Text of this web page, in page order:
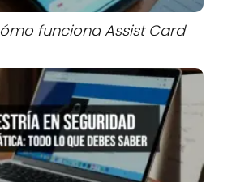
funciona Assist Card